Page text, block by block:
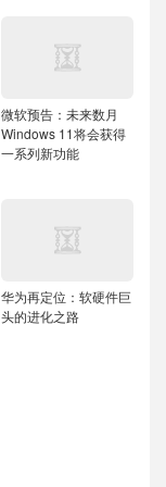
微软预告：未来数月
Windows 11将会获得
一系列新功能
华为再定位：软硬件巨
头的进化之路